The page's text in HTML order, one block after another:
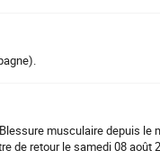
musculaire depuis le
de retour le samedi 08 août